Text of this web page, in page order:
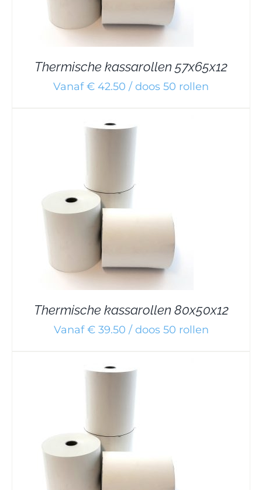
Thermische kassarollen 57x65x12
Vanaf € 42.50 / doos 50 rollen
Thermische kassarollen 80x50x12
Vanaf € 39.50 / doos 50 rollen